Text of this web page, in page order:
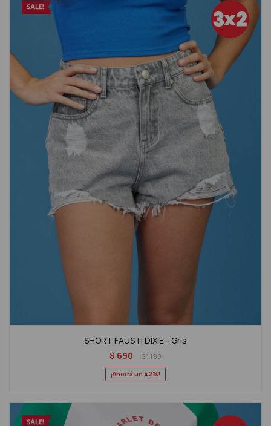
SHORT FAUSTI DIXIE - Gris
$ 690 $1.190
42